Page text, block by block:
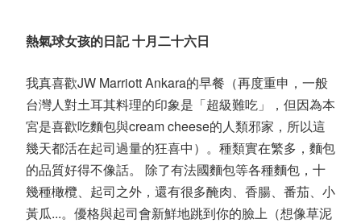
熱氣球女孩的日記 十月二十六日
我真喜歡JW Marriott Ankara的早餐（再度重申，一般
台灣人對土耳其料理的印象是「超級難吃」，但因為本
宮是喜歡吃麵包與cream cheese的人類邪家，所以這
幾天都活在起司過量的狂喜中）。種類實在繁多，麵包
的品質好得不像話。 除了有法國麵包等各種麵包，十
幾種橄欖、起司之外，還有很多醃肉、香腸、番茄、小
黃瓜...。優格與起司會新鮮地跳到你的臉上（想像草泥